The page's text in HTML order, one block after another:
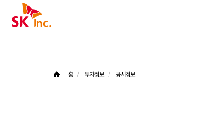
SK주식회사
홈 투자정보 공시정보